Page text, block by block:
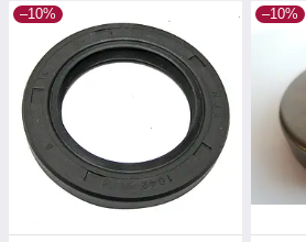
–10% –10%